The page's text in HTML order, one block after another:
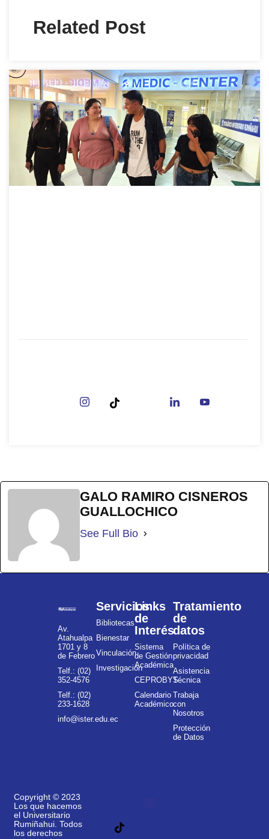
Related Post
GALO RAMIRO CISNEROS
GUALLOCHICO
See Full Bio
Av.
Atahualpa
1701 y 8
de Febrero
Telf.: (02)
352-4576
Telf.: (02)
233-1628
info@ister.edu.ec
Servicios
Bibliotecas
Bienestar
Vinculación
Investigación
Links
de
Interés
Sistema
de Gestión
Académica
CEPROBYS
Calendario
Académico
Tratamiento
de
datos
Política de
privacidad
Asistencia
Técnica
Trabaja
con
Nosotros
Protección
de Datos
Copyright © 2023
Los que hacemos
el Universitario
Rumiñahui. Todos
los derechos